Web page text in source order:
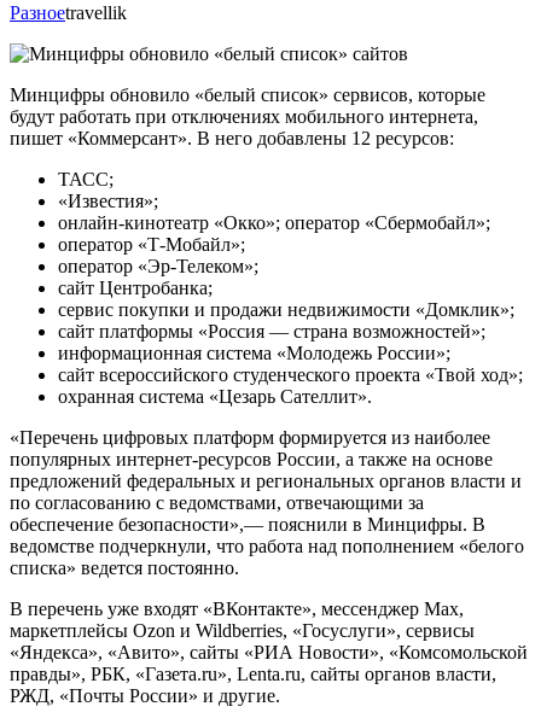
Разноеtravellik
Минцифры обновило «белый список» сервисов, которые
будут работать при отключениях мобильного интернета,
пишет «Коммерсант». В него добавлены 12 ресурсов:
ТАСС;
«Известия»;
онлайн-кинотеатр «Окко»; оператор «Сбермобайл»;
оператор «Т-Мобайл»;
оператор «Эр-Телеком»;
сайт Центробанка;
сервис покупки и продажи недвижимости «Домклик»;
сайт платформы «Россия — страна возможностей»;
информационная система «Молодежь России»;
сайт всероссийского студенческого проекта «Твой ход»;
охранная система «Цезарь Сателлит».
«Перечень цифровых платформ формируется из наиболее
популярных интернет-ресурсов России, а также на основе
предложений федеральных и региональных органов власти и
по согласованию с ведомствами, отвечающими за
обеспечение безопасности»,— пояснили в Минцифры. В
ведомстве подчеркнули, что работа над пополнением «белого
списка» ведется постоянно.
В перечень уже входят «ВКонтакте», мессенджер Max,
маркетплейсы Ozon и Wildberries, «Госуслуги», сервисы
«Яндекса», «Авито», сайты «РИА Новости», «Комсомольской
правды», РБК, «Газета.ru», Lenta.ru, сайты органов власти,
РЖД, «Почты России» и другие.